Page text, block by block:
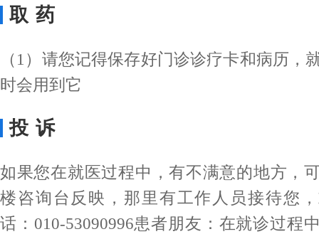
取药
（1）请您记得保存好门诊诊疗卡和病历，
时会用到它
投诉
如果您在就医过程中，有不满意的地方，
楼咨询台反映，那里有工作人员接待您
话：010-53090996患者朋友：在就诊过程